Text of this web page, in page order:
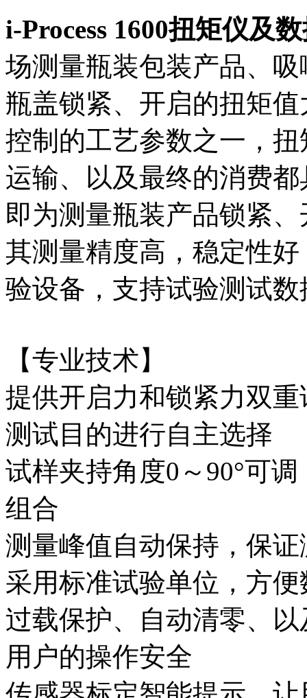
i-Process 1600扭矩仪及
场测量瓶装包装产品、
瓶盖锁紧、开启的扭矩
控制的工艺参数之一，
运输、以及最终的消费
即为测量瓶装产品锁紧
其测量精度高，稳定性
验设备，支持试验测试
【专业技术】
提供开启力和锁紧力双
测试目的进行自主选择
试样夹持角度0～90°可
组合
测量峰值自动保持，保
采用标准试验单位，方
过载保护、自动清零、
用户的操作安全